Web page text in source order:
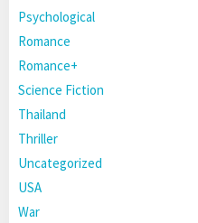
Psychological
Romance
Romance+
Science Fiction
Thailand
Thriller
Uncategorized
USA
War